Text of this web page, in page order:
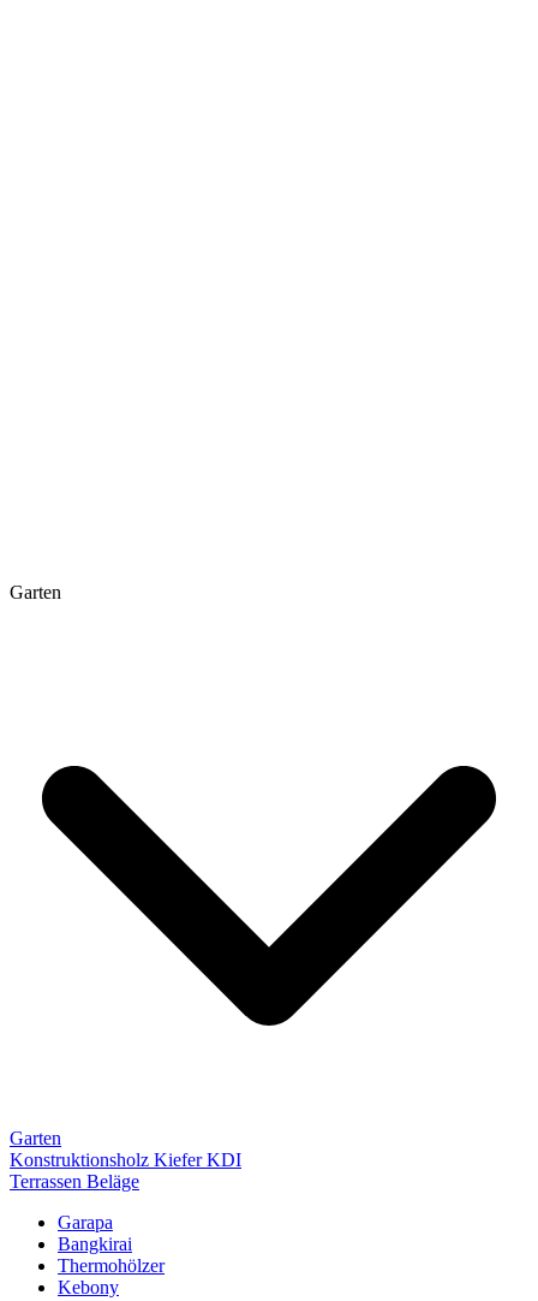
Garten
Garten
Konstruktionsholz Kiefer KDI
Terrassen Beläge
Garapa
Bangkirai
Thermohölzer
Kebony